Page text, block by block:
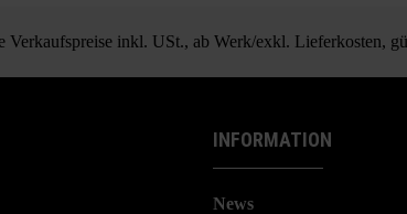
Verkaufspreise inkl. USt., ab Werk/exkl. Lieferkosten,
INFORMATION
News